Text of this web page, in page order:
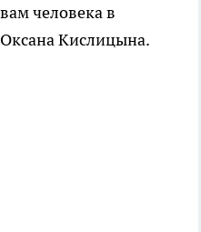
человека в
Кислицына.